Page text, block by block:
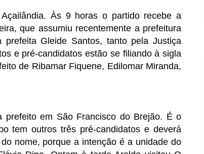
Às 9 horas o partido recebe a
que assumiu recentemente a prefeitura
Gleide Santos, tanto pela Justiça
e pré-candidatos estão se filiando à sigla
de Ribamar Fiquene, Edilomar Miranda,
prefeito em São Francisco do Brejão. É o
tem outros três pré-candidatos e deverá
nome, porque a intenção é a unidade do